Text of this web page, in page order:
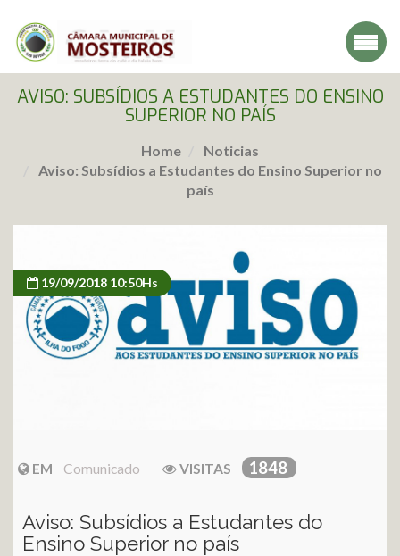
AVISO: SUBSÍDIOS A ESTUDANTES DO ENSINO
SUPERIOR NO PAÍS
Home
Noticias
Aviso: Subsídios a Estudantes do Ensino Superior no
país
19/09/2018 10:50Hs
EM Comunicado VISITAS 1848
Aviso: Subsídios a Estudantes do
Ensino Superior no país